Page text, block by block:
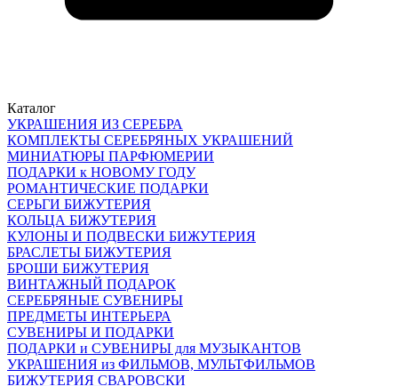
Каталог
УКРАШЕНИЯ ИЗ СЕРЕБРА
КОМПЛЕКТЫ СЕРЕБРЯНЫХ УКРАШЕНИЙ
МИНИАТЮРЫ ПАРФЮМЕРИИ
ПОДАРКИ к НОВОМУ ГОДУ
РОМАНТИЧЕСКИЕ ПОДАРКИ
СЕРЬГИ БИЖУТЕРИЯ
КОЛЬЦА БИЖУТЕРИЯ
КУЛОНЫ И ПОДВЕСКИ БИЖУТЕРИЯ
БРАСЛЕТЫ БИЖУТЕРИЯ
БРОШИ БИЖУТЕРИЯ
ВИНТАЖНЫЙ ПОДАРОК
СЕРЕБРЯНЫЕ СУВЕНИРЫ
ПРЕДМЕТЫ ИНТЕРЬЕРА
СУВЕНИРЫ И ПОДАРКИ
ПОДАРКИ и СУВЕНИРЫ для МУЗЫКАНТОВ
УКРАШЕНИЯ из ФИЛЬМОВ, МУЛЬТФИЛЬМОВ
БИЖУТЕРИЯ СВАРОВСКИ